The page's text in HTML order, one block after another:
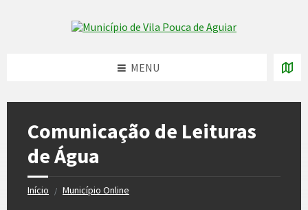
Skip to content
MENU
Comunicação de Leituras
de Água
Início / Município Online